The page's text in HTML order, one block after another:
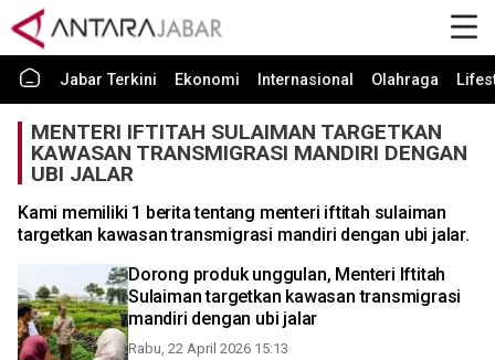
Jabar Terkini Ekonomi Internasional Olahraga
MENTERI IFTITAH SULAIMAN TARGETKAN
KAWASAN TRANSMIGRASI MANDIRI DENGAN
UBI JALAR
Kami memiliki 1 berita tentang menteri iftitah sulaiman
targetkan kawasan transmigrasi mandiri dengan ubi jalar.
Dorong produk unggulan, Menteri Iftitah
Sulaiman targetkan kawasan transmigrasi
mandiri dengan ubi jalar
Rabu, 22 April 2026 15:13